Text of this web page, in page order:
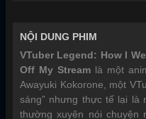
NỘI DUNG PHIM
VTuber Legend: How I
Off My Stream là một
Awayuki Kokorone, một
sáng” nhưng thực tế lại là
thường xuyên nói chuyện